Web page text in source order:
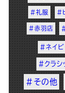
#礼服 #
#赤羽店
#ネイビ
#クラシ
#その他